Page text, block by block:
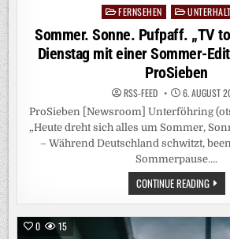
PostedFERNSEHEN
Sommer. Sonne. Pufpaff. „TV
Dienstag mit einer Sommer-
ProSieben
RSS-FEED 6. AUGUST
ProSieben [Newsroom] Unterföhring
„Heute dreht sich alles um Sommer,
– Während Deutschland schwitzt,
Sommerpause….
CONTINUE READING
SONNE.
0 15